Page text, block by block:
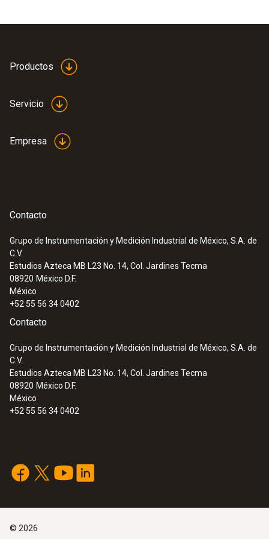
Productos
Servicio
Empresa
Contacto
Grupo de Instrumentación y Medición Industrial de México, S.A. de
C.V.
Estudios Azteca MB L23 No. 14, Col. Jardines Tecma
08920 México D.F.
México
+52 55 56 34 0402
Contacto
Grupo de Instrumentación y Medición Industrial de México, S.A. de
C.V.
Estudios Azteca MB L23 No. 14, Col. Jardines Tecma
08920 México D.F.
México
+52 55 56 34 0402
© 2026